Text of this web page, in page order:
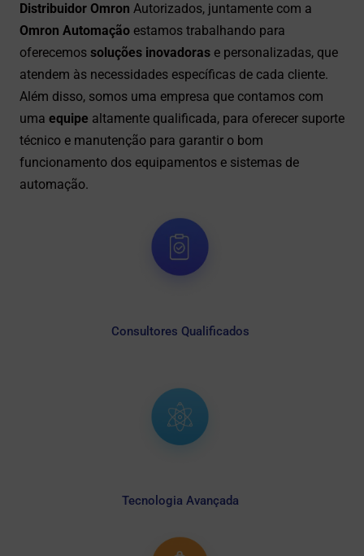
Distribuidor Omron Autorizados, juntamente com a
Omron Automação estamos trabalhando para
oferecemos soluções inovadoras e personalizadas, que
atendem às necessidades específicas de cada cliente.
Além disso, somos uma empresa que contamos com
uma equipe altamente qualificada, para oferecer suporte
técnico e manutenção para garantir o bom
funcionamento dos equipamentos e sistemas de
automação.
Consultores Qualificados
Tecnologia Avançada